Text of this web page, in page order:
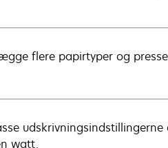
flere papirtyper og
udskrivningsindstillingerne
watt.